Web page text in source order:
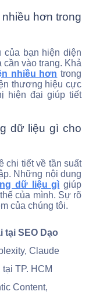
hơn trong
của bạn hiện diện
vào trang. Khả
nhiều hơn trong
thương hiệu cực
hiện đại giúp tiết
dữ liệu gì cho
chi tiết về tần suất
Những nội dung
dữ liệu gì giúp
của mình. Sự rõ
của chúng tôi.
tại SEO Dạo
Claude
TP. HCM
Content,